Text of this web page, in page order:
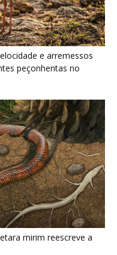
uma carcaça na
pode...
tendas com
digerir sementes em...